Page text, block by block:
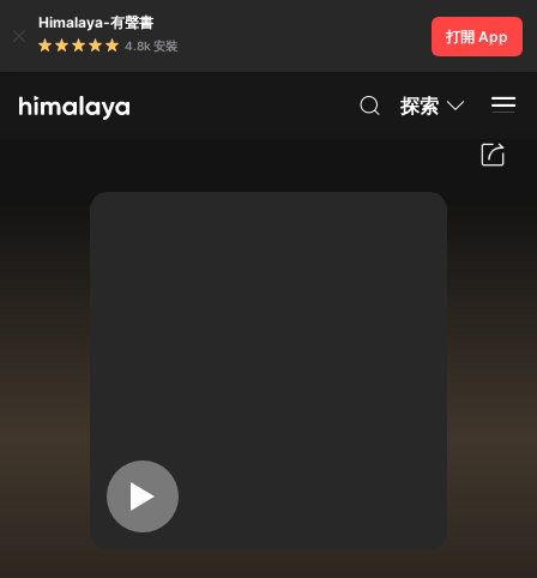
Himalaya-有聲書
4.8k 安裝
打開 App
探索